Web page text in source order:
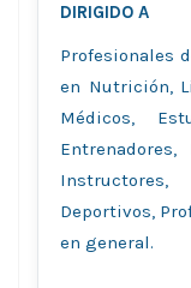
DIRIGIDO A
Profesionales
en Nutrición,
Médicos,
Instructores,
Deportivos,
en general.